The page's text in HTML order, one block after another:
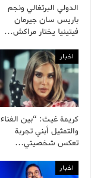
الدولي البرتغالي ونجم
باريس سان جيرمان
فيتينيا يختار مراكش…
اخبار
كريمة غيث: “بين الغناء
والتمثيل أبني تجربة
تعكس شخصيتي…
اخبار